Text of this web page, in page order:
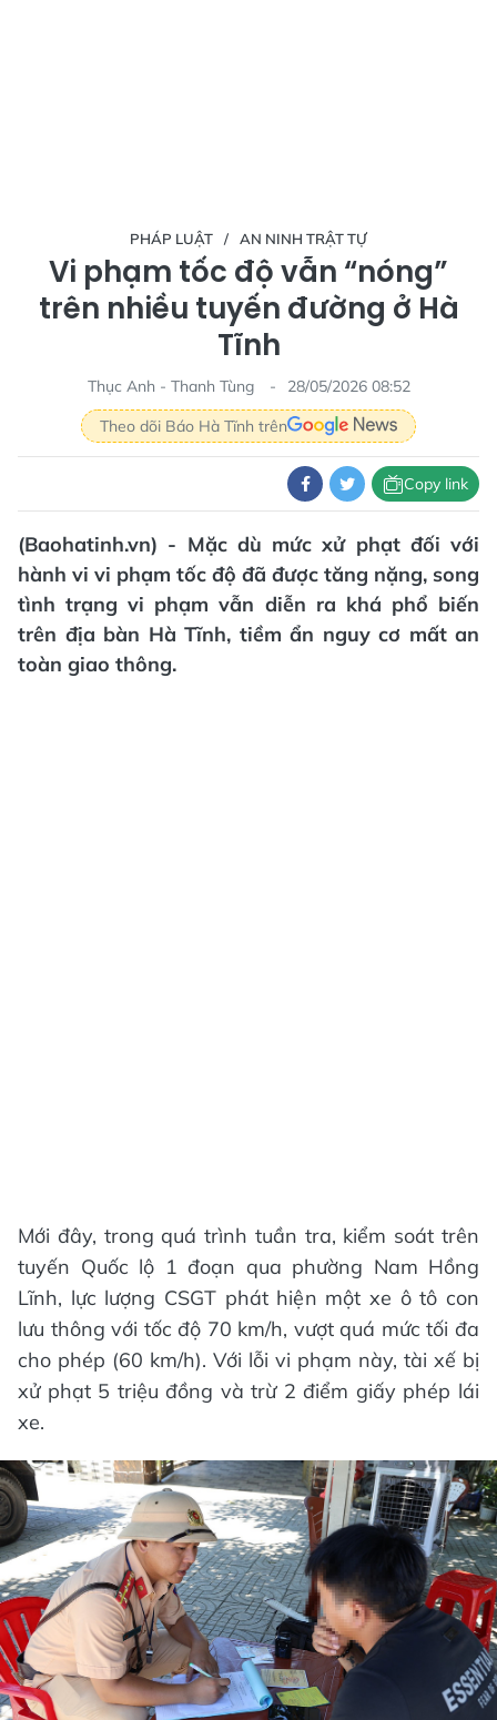
PHÁP LUẬT AN NINH TRẬT TỰ
Vi phạm tốc độ vẫn “nóng”
trên nhiều tuyến đường ở Hà
Tĩnh
Thục Anh - Thanh Tùng
28/05/2026 08:52
Theo dõi Báo Hà Tĩnh trên
Copy link
(Baohatinh.vn) - Mặc dù mức xử phạt đối với
hành vi vi phạm tốc độ đã được tăng nặng, song
tình trạng vi phạm vẫn diễn ra khá phổ biến
trên địa bàn Hà Tĩnh, tiềm ẩn nguy cơ mất an
toàn giao thông.
Mới đây, trong quá trình tuần tra, kiểm soát trên
tuyến Quốc lộ 1 đoạn qua phường Nam Hồng
Lĩnh, lực lượng CSGT phát hiện một xe ô tô con
lưu thông với tốc độ 70 km/h, vượt quá mức tối đa
cho phép (60 km/h). Với lỗi vi phạm này, tài xế bị
xử phạt 5 triệu đồng và trừ 2 điểm giấy phép lái
xe.